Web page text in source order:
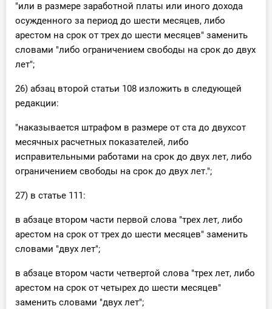
"или в размере заработной платы или иного дохода
осужденного за период до шести месяцев, либо
арестом на срок от трех до шести месяцев" заменить
словами "либо ограничением свободы на срок до двух
лет";
26) абзац второй статьи 108 изложить в следующей
редакции:
"наказывается штрафом в размере от ста до двухсот
месячных расчетных показателей, либо
исправительными работами на срок до двух лет, либо
ограничением свободы на срок до двух лет.";
27) в статье 111:
в абзаце втором части первой слова "трех лет, либо
арестом на срок от трех до шести месяцев" заменить
словами "двух лет";
в абзаце втором части четвертой слова "трех лет, либо
арестом на срок от четырех до шести месяцев"
заменить словами "двух лет";